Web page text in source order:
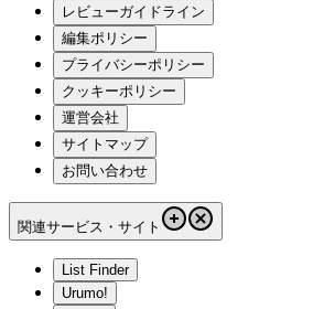
レビューガイドライン
編集ポリシー
プライバシーポリシー
クッキーポリシー
運営会社
サイトマップ
お問い合わせ
関連サービス・サイト
List Finder
Urumo!